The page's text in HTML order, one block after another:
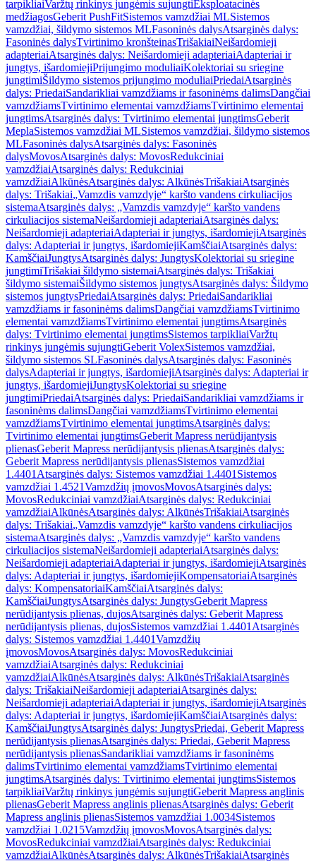
tarpikliaiVaržtų rinkinys jungėmis sujungtiEksploatacinės
medžiagosGeberit PushFitSistemos vamzdžiai MLSistemos
vamzdžiai, šildymo sistemos MLFasoninės dalysAtsarginės dalys:
Fasoninės dalysTvirtinimo kronšteinasTrišakiaiNeišardomieji
adapteriaiAtsarginės dalys: Neišardomieji adapteriaiAdapteriai ir
jungtys, išardomiejiPrijungimo moduliaiKolektoriai su sriegine
jungtimiŠildymo sistemos prijungimo moduliaiPriedaiAtsarginės
dalys: PriedaiSandarikliai vamzdžiams ir fasoninėms dalimsDangčiai
vamzdžiamsTvirtinimo elementai vamzdžiamsTvirtinimo elementai
jungtimsAtsarginės dalys: Tvirtinimo elementai jungtimsGeberit
MeplaSistemos vamzdžiai MLSistemos vamzdžiai, šildymo sistemos
MLFasoninės dalysAtsarginės dalys: Fasoninės
dalysMovosAtsarginės dalys: MovosRedukciniai
vamzdžiaiAtsarginės dalys: Redukciniai
vamzdžiaiAlkūnėsAtsarginės dalys: AlkūnėsTrišakiaiAtsarginės
dalys: Trišakiai„Vamzdis vamzdyje“ karšto vandens cirkuliacijos
sistemaAtsarginės dalys: „Vamzdis vamzdyje“ karšto vandens
cirkuliacijos sistemaNeišardomieji adapteriaiAtsarginės dalys:
Neišardomieji adapteriaiAdapteriai ir jungtys, išardomiejiAtsarginės
dalys: Adapteriai ir jungtys, išardomiejiKamščiaiAtsarginės dalys:
KamščiaiJungtysAtsarginės dalys: JungtysKolektoriai su sriegine
jungtimiTrišakiai šildymo sistemaiAtsarginės dalys: Trišakiai
šildymo sistemaiŠildymo sistemos jungtysAtsarginės dalys: Šildymo
sistemos jungtysPriedaiAtsarginės dalys: PriedaiSandarikliai
vamzdžiams ir fasoninėms dalimsDangčiai vamzdžiamsTvirtinimo
elementai vamzdžiamsTvirtinimo elementai jungtimsAtsarginės
dalys: Tvirtinimo elementai jungtimsSistemos tarpikliaiVaržtų
rinkinys jungėmis sujungtiGeberit VolexSistemos vamzdžiai,
šildymo sistemos SLFasoninės dalysAtsarginės dalys: Fasoninės
dalysAdapteriai ir jungtys, išardomiejiAtsarginės dalys: Adapteriai ir
jungtys, išardomiejiJungtysKolektoriai su sriegine
jungtimiPriedaiAtsarginės dalys: PriedaiSandarikliai vamzdžiams ir
fasoninėms dalimsDangčiai vamzdžiamsTvirtinimo elementai
vamzdžiamsTvirtinimo elementai jungtimsAtsarginės dalys:
Tvirtinimo elementai jungtimsGeberit Mapress nerūdijantysis
plienasGeberit Mapress nerūdijantysis plienasAtsarginės dalys:
Geberit Mapress nerūdijantysis plienasSistemos vamzdžiai
1.4401 Atsarginės dalys: Sistemos vamzdžiai 1.4401 Sistemos
vamzdžiai 1.4521Vamzdžių įmovosMovosAtsarginės dalys:
MovosRedukciniai vamzdžiaiAtsarginės dalys: Redukciniai
vamzdžiaiAlkūnėsAtsarginės dalys: AlkūnėsTrišakiaiAtsarginės
dalys: Trišakiai„Vamzdis vamzdyje“ karšto vandens cirkuliacijos
sistemaAtsarginės dalys: „Vamzdis vamzdyje“ karšto vandens
cirkuliacijos sistemaNeišardomieji adapteriaiAtsarginės dalys:
Neišardomieji adapteriaiAdapteriai ir jungtys, išardomiejiAtsarginės
dalys: Adapteriai ir jungtys, išardomiejiKompensatoriaiAtsarginės
dalys: KompensatoriaiKamščiaiAtsarginės dalys:
KamščiaiJungtysAtsarginės dalys: JungtysGeberit Mapress
nerūdijantysis plienas, dujosAtsarginės dalys: Geberit Mapress
nerūdijantysis plienas, dujosSistemos vamzdžiai 1.4401 Atsarginės
dalys: Sistemos vamzdžiai 1.4401Vamzdžių
įmovosMovosAtsarginės dalys: MovosRedukciniai
vamzdžiaiAtsarginės dalys: Redukciniai
vamzdžiaiAlkūnėsAtsarginės dalys: AlkūnėsTrišakiaiAtsarginės
dalys: TrišakiaiNeišardomieji adapteriaiAtsarginės dalys:
Neišardomieji adapteriaiAdapteriai ir jungtys, išardomiejiAtsarginės
dalys: Adapteriai ir jungtys, išardomiejiKamščiaiAtsarginės dalys:
KamščiaiJungtysAtsarginės dalys: JungtysPriedai, Geberit Mapress
nerūdijantysis plienasAtsarginės dalys: Priedai, Geberit Mapress
nerūdijantysis plienasSandarikliai vamzdžiams ir fasoninėms
dalimsTvirtinimo elementai vamzdžiamsTvirtinimo elementai
jungtimsAtsarginės dalys: Tvirtinimo elementai jungtimsSistemos
tarpikliaiVaržtų rinkinys jungėmis sujungtiGeberit Mapress anglinis
plienasGeberit Mapress anglinis plienasAtsarginės dalys: Geberit
Mapress anglinis plienasSistemos vamzdžiai 1.0034Sistemos
vamzdžiai 1.0215Vamzdžių įmovosMovosAtsarginės dalys:
MovosRedukciniai vamzdžiaiAtsarginės dalys: Redukciniai
vamzdžiaiAlkūnėsAtsarginės dalys: AlkūnėsTrišakiaiAtsarginės